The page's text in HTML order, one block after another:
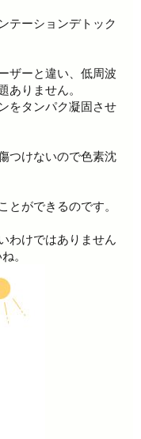
テーションデトック
ザーと違い、低周波
ありません。
をタンパク凝固させ
つけないので色素沈
とができるのです。
わけではありません
。